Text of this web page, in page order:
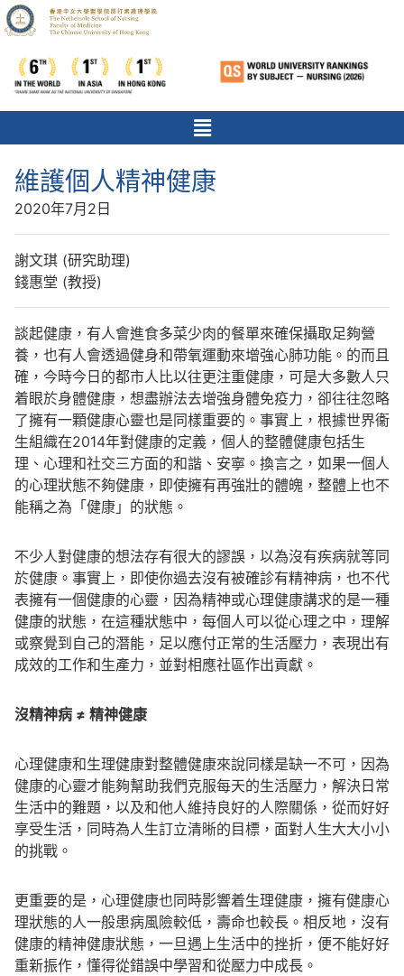
維護個人精神健康
2020年7月2日
謝文琪 (研究助理)
錢惠堂 (教授)
談起健康，有人會進食多菜少肉的餐單來確保攝取足夠營
養，也有人會透過健身和帶氧運動來增強心肺功能。的而且
確，今時今日的都市人比以往更注重健康，可是大多數人只
着眼於身體健康，想盡辦法去增強身體免疫力，卻往往忽略
了擁有一顆健康心靈也是同樣重要的。事實上，根據世界衞
生組織在2014年對健康的定義，個人的整體健康包括生
理、心理和社交三方面的和諧、安寧。換言之，如果一個人
的心理狀態不夠健康，即使擁有再強壯的體魄，整體上也不
能稱之為「健康」的狀態。
不少人對健康的想法存有很大的謬誤，以為沒有疾病就等同
於健康。事實上，即使你過去沒有被確診有精神病，也不代
表擁有一個健康的心靈，因為精神或心理健康講求的是一種
健康的狀態，在這種狀態中，每個人可以從心理之中，理解
或察覺到自己的潛能，足以應付正常的生活壓力，表現出有
成效的工作和生產力，並對相應社區作出貢獻。
沒精神病 ≠ 精神健康
心理健康和生理健康對整體健康來說同樣是缺一不可，因為
健康的心靈才能夠幫助我們克服每天的生活壓力，解決日常
生活中的難題，以及和他人維持良好的人際關係，從而好好
享受生活，同時為人生訂立清晰的目標，面對人生大大小小
的挑戰。
更重要的是，心理健康也同時影響着生理健康，擁有健康心
理狀態的人一般患病風險較低，壽命也較長。相反地，沒有
健康的精神健康狀態，一旦遇上生活中的挫折，便不能好好
重新振作，懂得從錯誤中學習和從壓力中成長。